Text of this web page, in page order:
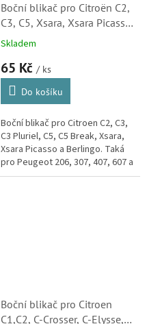
Boční blikač pro Citroën C2,
C3, C5, Xsara, Xsara Picasso
a Berlingo (632574,
Skladem
65 Kč / ks
Do košíku
Boční blikač pro Citroen C2, C3,
C3 Pluriel, C5, C5 Break, Xsara,
Xsara Picasso a Berlingo. Taká
pro Peugeot 206, 307, 407, 607 a
Partner.
Boční blikač pro Citroen
C1,C2, C-Crosser, C-Elysse,